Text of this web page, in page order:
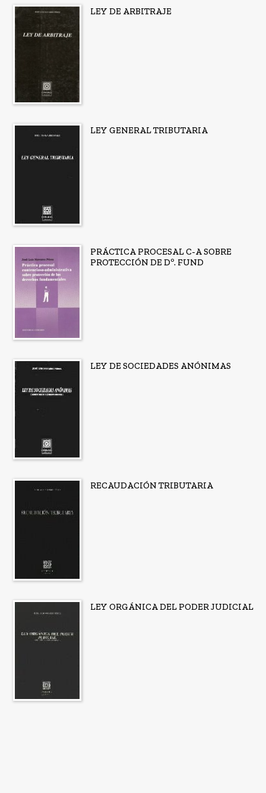
LEY DE ARBITRAJE
LEY GENERAL TRIBUTARIA
PRÁCTICA PROCESAL C-A SOBRE
PROTECCIÓN DE Dº. FUND
LEY DE SOCIEDADES ANÓNIMAS
RECAUDACIÓN TRIBUTARIA
LEY ORGÁNICA DEL PODER JUDICIAL